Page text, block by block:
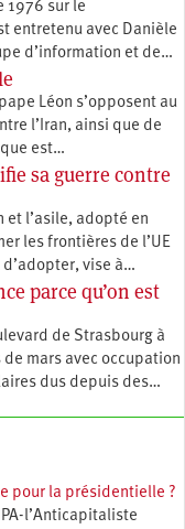
1976 sur le
entretenu avec Danièle
d’information et de…
Léon s’opposent au
l’Iran, ainsi que de
est…
sa guerre contre
et l’asile, adopté en
les frontières de l’UE
d’adopter, vise à…
parce qu’on est
de Strasbourg à
mars avec occupation
dus depuis des…
pour la présidentielle ?
l’Anticapitaliste